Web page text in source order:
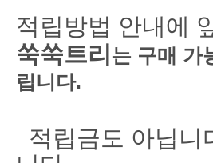
적립방법 안내에
쑥쑥트리 는 구매 가
립니다.
적립금도 아닙니